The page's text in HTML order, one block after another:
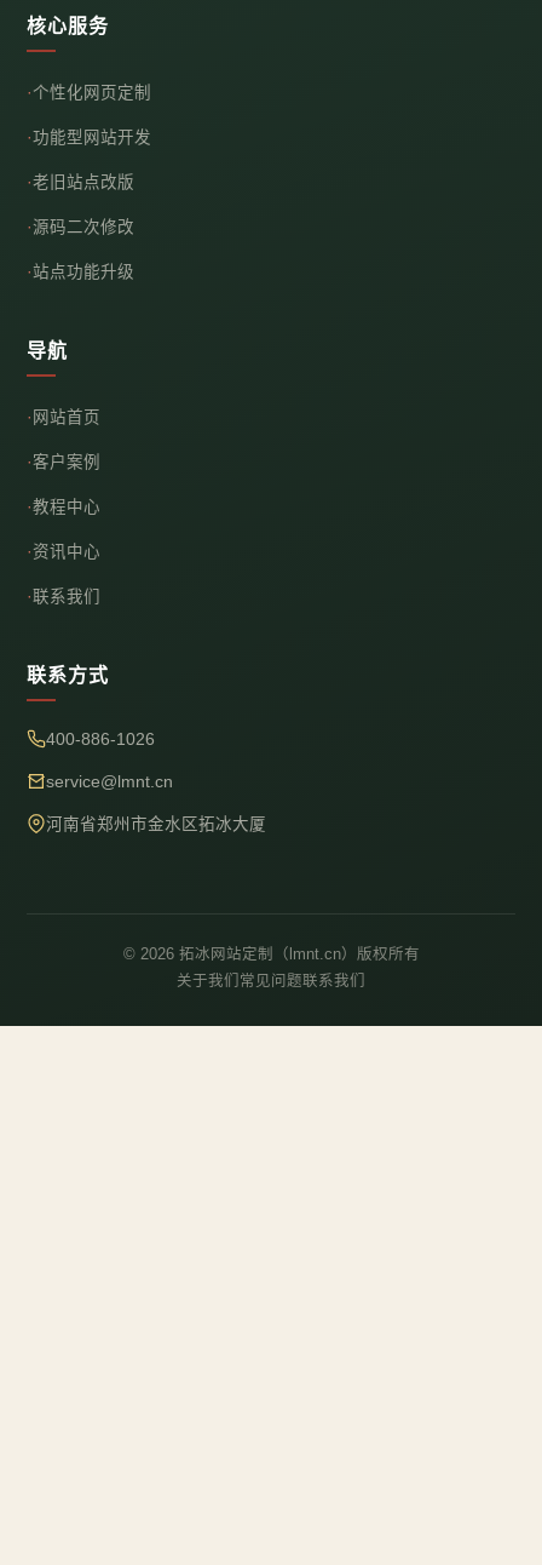
核心服务
个性化网页定制
功能型网站开发
老旧站点改版
源码二次修改
站点功能升级
导航
网站首页
客户案例
教程中心
资讯中心
联系我们
联系方式
400-886-1026
service@lmnt.cn
河南省郑州市金水区拓冰大厦
© 2026 拓冰网站定制（lmnt.cn）版权所有
关于我们 常见问题联系我们